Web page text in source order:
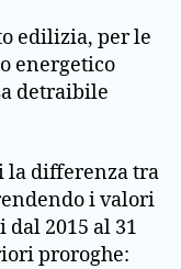
edilizia, per le
energetico
detraibile
la differenza tra
i valori
2015 al 31
proroghe: